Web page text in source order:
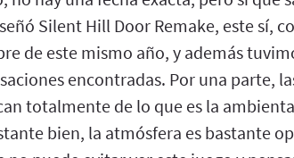
Silent Hill Door Remake, este sí,
de este mismo año, y además
encontradas. Por una parte,
totalmente de lo que es la
bien, la atmósfera es bastante